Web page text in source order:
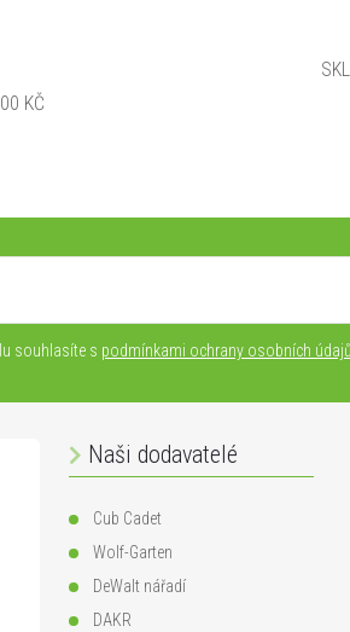
KČ
souhlasíte s podmínkami ochrany osobních údajů
Naši dodavatelé
Cub Cadet
Wolf-Garten
DeWalt nářadí
DAKR